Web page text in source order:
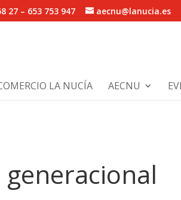
27 – 653 753 947 aecnu@lanucia.es
LA NUCÍA AECNU